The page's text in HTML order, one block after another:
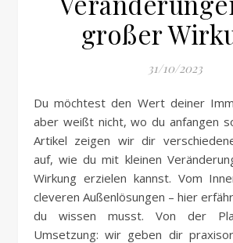
großer
31/10/2023
Du möchtest den Wert deiner Immobilie steigern,
aber weißt nicht, wo du anfangen
Artikel zeigen wir dir
auf, wie du mit kleinen
Wirkung erzielen kannst. Vom
cleveren Außenlösungen – hier
du wissen musst. Von der
Umsetzung: wir geben dir